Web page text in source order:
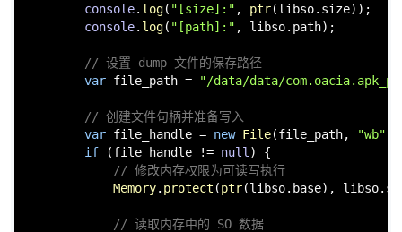
console. log( "[size]:" , ptr(libso. size));
console. log( "[path]:" , libso. path);
// 设置 dump 文件的保存路径
var file_path = "/data/data/
// 创建文件句柄并准备写入
var file_handle = new File(file_path, "wb"
if (file_handle != null ) {
// 修改内存权限为可读写执行
Memory. protect (ptr(libso. base), libso.
// 读取内存中的 SO 数据